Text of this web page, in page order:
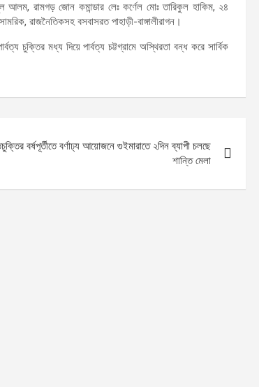
আলম, রামগড় জোন কমান্ডার লেঃ কর্ণেল মোঃ তারিকুল হাকিম, ২৪
রাজনৈতিকসহ বসবাসরত পাহাড়ী-বাঙ্গালীরাগন।
চুক্তির মধ্য দিয়ে পার্বত্য চট্টগ্রামে অস্থিরতা বন্ধ করে সার্বিক
বর্ষপূর্তীতে বর্ণাঢ্য আয়োজনে গুইমারাতে ২দিন ব্যাপী চলছে
শান্তি মেলা